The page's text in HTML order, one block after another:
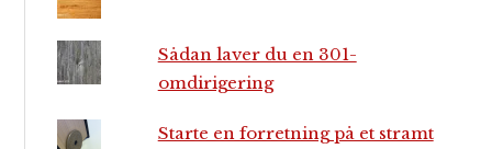
Sådan laver du en 301-
omdirigering
Starte en forretning på et stramt